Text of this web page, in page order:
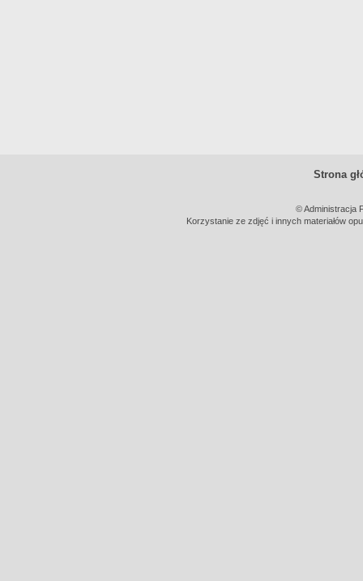
Strona
© Administracja
Korzystanie ze zdjęć i innych materiałów